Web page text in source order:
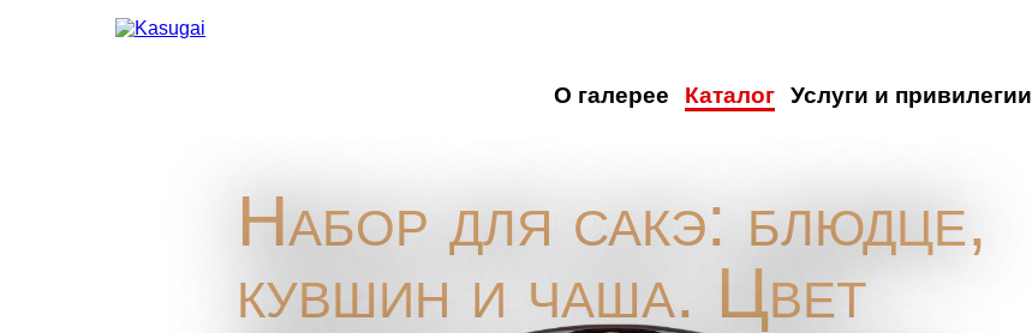
О галерее Каталог Услуги и привилегии
Набор для сакэ: блюдце,
кувшин и чаша. Цвет